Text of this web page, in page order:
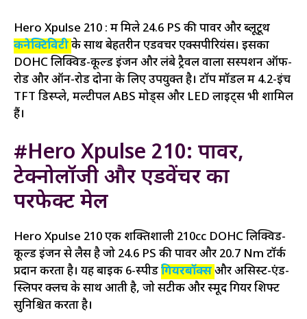
Hero Xpulse 210 : में मिले 24.6 PS की पावर और ब्लूटूथ
कनेक्टिविटीके साथ बेहतरीन एडवेंचर एक्सपीरियंस। इसका
DOHC लिक्विड-कूल्ड इंजन और लंबे ट्रैवल वाला सस्पेंशन ऑफ-
रोड और ऑन-रोड दोनों के लिए उपयुक्त है। टॉप मॉडल में 4.2-इंच
TFT डिस्प्ले, मल्टीपल ABS मोड्स और LED लाइट्स भी शामिल
हैं।
#Hero Xpulse 210: पावर,
टेक्नोलॉजी और एडवेंचर का
परफेक्ट मेल
Hero Xpulse 210 एक शक्तिशाली 210cc DOHC लिक्विड-
कूल्ड इंजन से लैस है जो 24.6 PS की पावर और 20.7 Nm टॉर्क
प्रदान करता है। यह बाइक 6-स्पीडगियरबॉक्सऔर असिस्ट-एंड-
स्लिपर क्लच के साथ आती है, जो सटीक और स्मूद गियर शिफ्ट
सुनिश्चित करता है।